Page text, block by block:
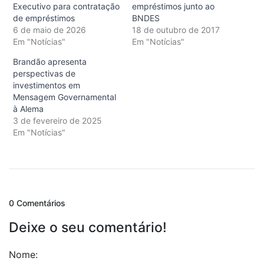
Executivo para contratação
de empréstimos
6 de maio de 2026
Em "Notícias"
empréstimos junto ao
BNDES
18 de outubro de 2017
Em "Notícias"
Brandão apresenta
perspectivas de
investimentos em
Mensagem Governamental
à Alema
3 de fevereiro de 2025
Em "Notícias"
0 Comentários
Deixe o seu comentário!
Nome: